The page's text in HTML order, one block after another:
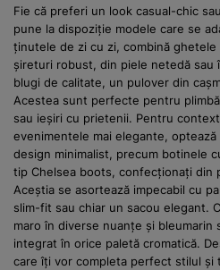
Fie că preferi un look casual-chic
pune la dispoziție modele care se
ținutele de zi cu zi, combină
șireturi robust, din piele netedă sau
blugi de calitate, un pulover din
Acestea sunt perfecte pentru
sau ieșiri cu prietenii. Pentru
evenimentele mai elegante,
design minimalist, precum botinele
tip Chelsea boots, confecționați din
Aceștia se asortează impecabil cu
slim-fit sau chiar un sacou elegant.
maro în diverse nuanțe și
integrat în orice paletă cromatică.
care îți vor completa perfect stilul și